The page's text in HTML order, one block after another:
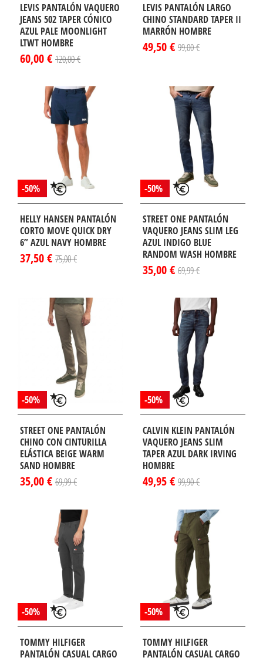
LEVIS PANTALÓN VAQUERO
JEANS 502 TAPER CÓNICO
AZUL PALE MOONLIGHT
LTWT HOMBRE
60,00 € 120,00 €
LEVIS PANTALÓN LARGO
CHINO STANDARD TAPER II
MARRÓN HOMBRE
49,50 € 99,00 €
-50%
HELLY HANSEN PANTALÓN
CORTO MOVE QUICK DRY
6” AZUL NAVY HOMBRE
37,50 € 75,00 €
-50%
STREET ONE PANTALÓN
VAQUERO JEANS SLIM LEG
AZUL INDIGO BLUE
RANDOM WASH HOMBRE
35,00 € 69,99 €
-50%
STREET ONE PANTALÓN
CHINO CON CINTURILLA
ELÁSTICA BEIGE WARM
SAND HOMBRE
35,00 € 69,99 €
-50%
CALVIN KLEIN PANTALÓN
VAQUERO JEANS SLIM
TAPER AZUL DARK IRVING
HOMBRE
49,95 € 99,90 €
-50%
TOMMY HILFIGER
PANTALÓN CASUAL CARGO
-50%
TOMMY HILFIGER
PANTALÓN CASUAL CARGO